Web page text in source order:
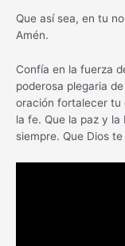
Que así sea, en tu
Amén.
Confía en la fuerza
poderosa plegaria
oración fortalecer tu
la fe. Que la paz y
siempre. Que Dios